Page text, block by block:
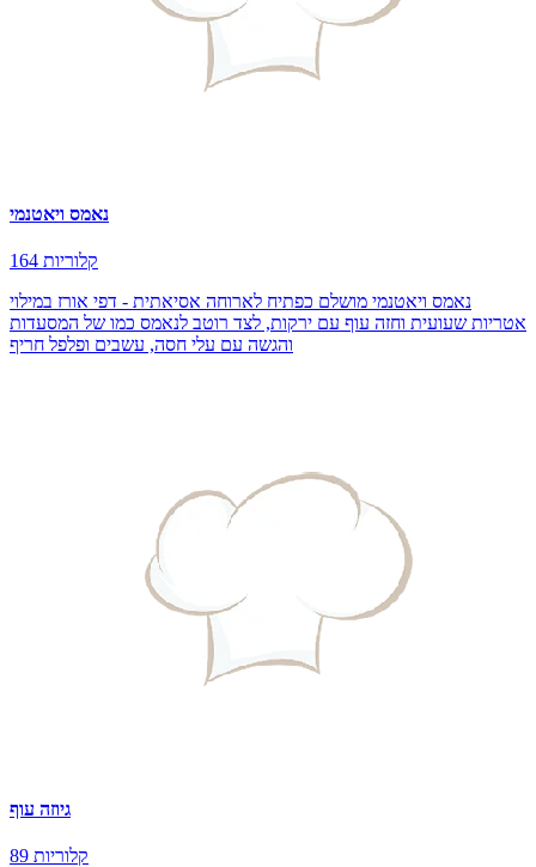
נאמס ויאטנמי
164 קלוריות
נאמס ויאטנמי מושלם כפתיח לארוחה אסיאתית - דפי אורז במילוי
אטריות שעועית וחזה עוף עם ירקות, לצד רוטב לנאמס כמו של המסעדות
והגשה עם עלי חסה, עשבים ופלפל חריף
גיוזה עוף
89 קלוריות